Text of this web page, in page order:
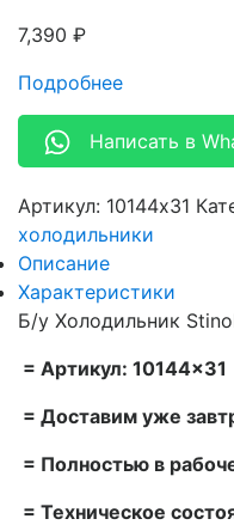
7,390 ₽
Подробнее
Написать в
Артикул: 10144x31
холодильники
Описание
Характеристики
Б/у Холодильник
= Артикул: 10144×31
= Доставим уже
= Полностью в
= Техническое